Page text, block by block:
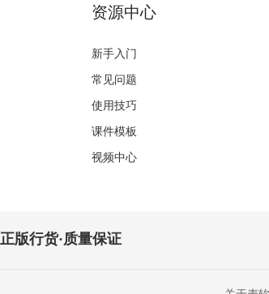
资源中心
新手入门
常见问题
使用技巧
课件模板
视频中心
正版行货·质量保证